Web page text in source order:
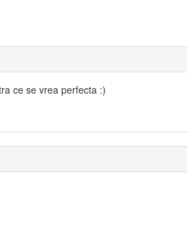
ce se vrea perfecta :)